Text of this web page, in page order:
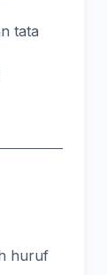
tata
huruf